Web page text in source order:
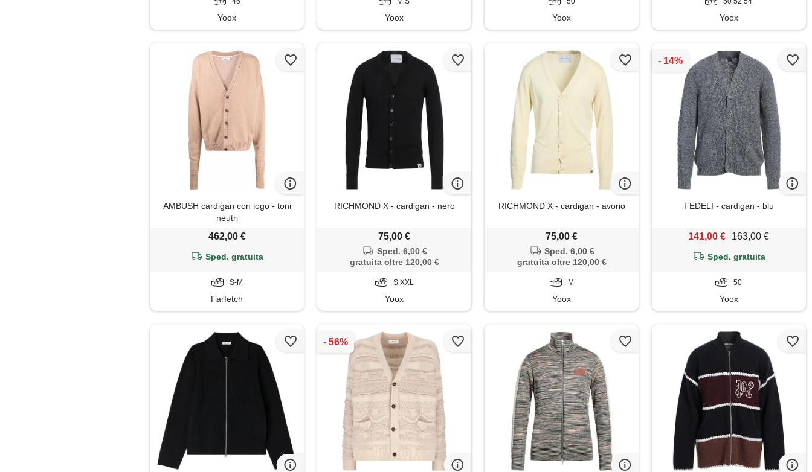
Yoox Yoox Yoox Yoox
AMBUSH cardigan con logo - toni
neutri
462,00 €
Sped. gratuita
S-M
Farfetch
RICHMOND X - cardigan - nero
75,00 €
Sped. 6,00 €
gratuita oltre 120,00 €
S XXL
Yoox
RICHMOND X - cardigan - avorio
75,00 €
Sped. 6,00 €
gratuita oltre 120,00 €
M
Yoox
FEDELI - cardigan - blu
141,00 € 163,00 €
Sped. gratuita
50
Yoox